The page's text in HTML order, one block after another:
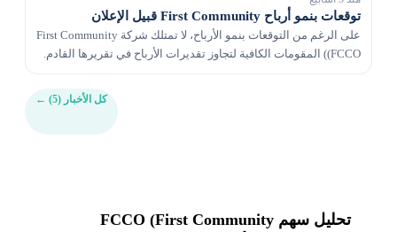
توقعات بنمو أرباح First Community قبيل الإعلان
على الرغم من التوقعات بنمو الأرباح، لا تمتلك شركة First Community
(FCCO) المقومات الكافية لتجاوز تقديرات الأرباح في تقريرها القادم.
كل الأخبار (5) ←
تحليل سهم FCCO (First Community